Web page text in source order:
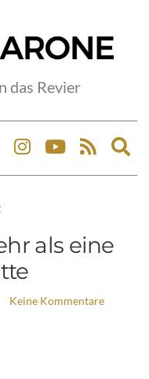
das Revier
als eine
Keine Kommentare